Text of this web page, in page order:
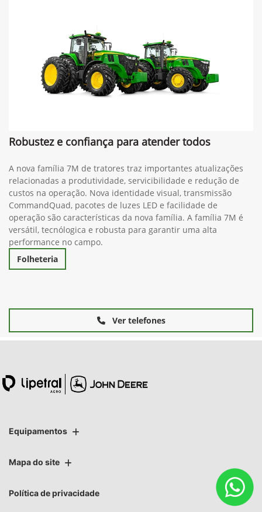
Robustez e confiança para atender todos
A nova família 7M de tratores traz importantes atualizações
relacionadas a produtividade, servicibilidade e redução de
custos na operação. Nova identidade visual, transmissão
CommandQuad, pacotes de luzes LED e facilidade de
operação são características da nova família. A família 7M é
versátil, tecnólogica e robusta para garantir uma alta
performance no campo.
Folheteria
Ver telefones
Equipamentos
Mapa do site
Política de privacidade